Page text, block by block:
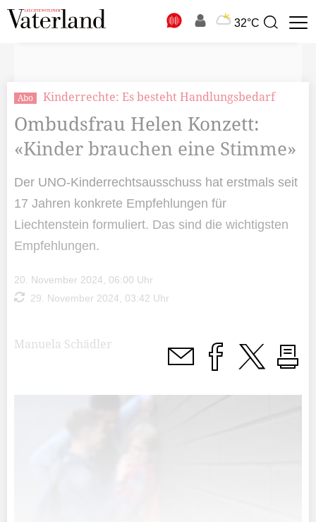
32°C
Suchbegriff
Abo Kinderrechte: Es besteht Handlungsbedarf
Ombudsfrau Helen Konzett:
«Kinder brauchen eine Stimme»
Der UNO-Kinderrechtsausschuss hat erstmals seit
17 Jahren konkrete Empfehlungen für
Liechtenstein formuliert. Das sind die wichtigsten
Empfehlungen.
20. November 2024, 06:00 Uhr
29. November 2024, 03:42 Uhr
Manuela Schädler